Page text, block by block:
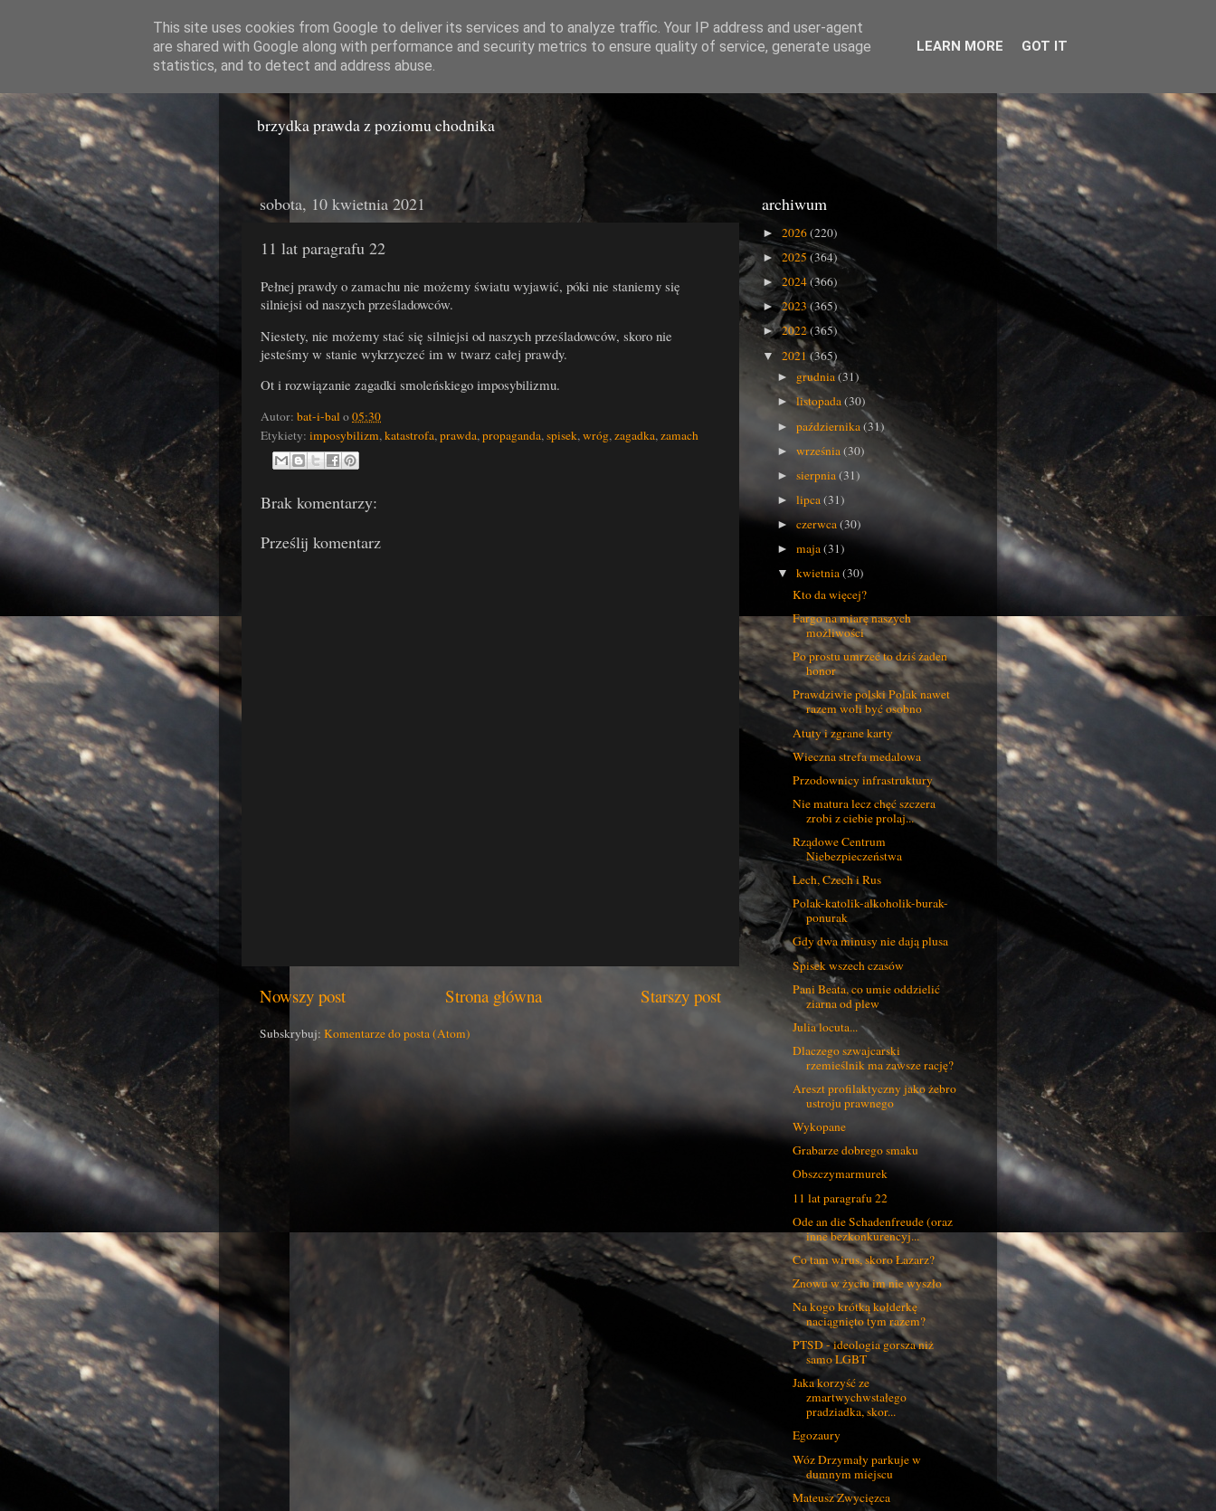
Miasto Gówna
brzydka prawda z poziomu chodnika
sobota, 10 kwietnia 2021
11 lat paragrafu 22
Pełnej prawdy o zamachu nie możemy światu wyjawić, póki nie staniemy się
silniejsi od naszych prześladowców.
Niestety, nie możemy stać się silniejsi od naszych prześladowców, skoro nie
jesteśmy w stanie wykrzyczeć im w twarz całej prawdy.
Ot i rozwiązanie zagadki smoleńskiego imposybilizmu.
Autor: bat-i-balo05:30
Etykiety: imposybilizm,katastrofa,prawda,propaganda,spisek,wróg,zagadka,zamach
Brak komentarzy:
Prześlij komentarz
Nowszy post Starszy post
Strona główna
Subskrybuj: Komentarze do posta (Atom)
archiwum
► 2026(220)
►2025(364)
► 2024(366)
►2023(365)
►2022(365)
▼ 2021(365)
► grudnia(31)
►listopada(30)
►października(31)
►września(30)
►sierpnia(31)
►lipca(31)
►czerwca(30)
►maja(31)
▼kwietnia(30)
Kto da więcej?
Fargo na miarę naszych
możliwości
Po prostu umrzeć to dziś żaden
honor
Prawdziwie polski Polak nawet
razem woli być osobno
Atuty i zgrane karty
Wieczna strefa medalowa
Przodownicy infrastruktury
Nie matura lecz chęć szczera
zrobi z ciebie prolaj...
Rządowe Centrum
Niebezpieczeństwa
Lech, Czech i Rus
Polak-katolik-alkoholik-burak-
ponurak
Gdy dwa minusy nie dają plusa
Spisek wszech czasów
Pani Beata, co umie oddzielić
ziarna od plew
Julia locuta...
Dlaczego szwajcarski
rzemieślnik ma zawsze rację?
Areszt profilaktyczny jako żebro
ustroju prawnego
Wykopane
Grabarze dobrego smaku
Obszczymarmurek
11 lat paragrafu 22
Ode an die Schadenfreude (oraz
inne bezkonkurencyj...
Co tam wirus, skoro Łazarz?
Znowu w życiu im nie wyszło
Na kogo krótką kołderkę
naciągnięto tym razem?
PTSD - ideologia gorsza niż
samo LGBT
Jaka korzyść ze
zmartwychwstałego
pradziadka, skor...
Egozaury
Wóz Drzymały parkuje w
dumnym miejscu
Mateusz Zwycięzca
This site uses cookies from Google to deliver its services and to analyze traffic. Your IP address and user-agent
are shared with Google along with performance and security metrics to ensure quality of service, generate usage
statistics, and to detect and address abuse.
LEARN MORE GOT IT